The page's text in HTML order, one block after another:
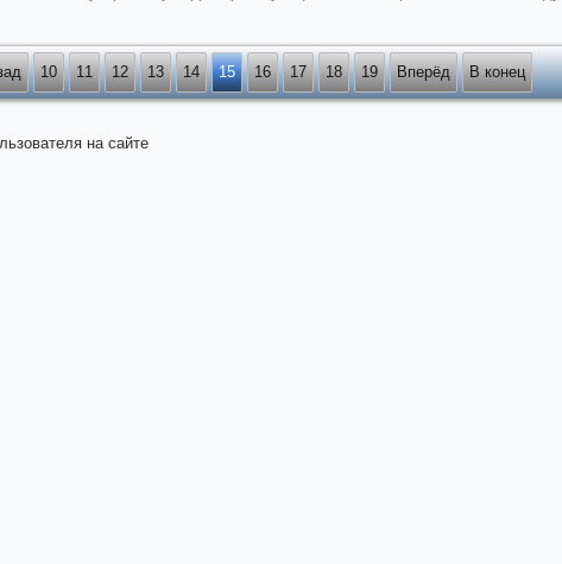
10 11 12 13 14 15 16 17 18 19 Вперёд В конец
на сайте